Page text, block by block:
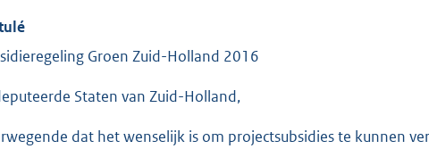
Groen Zuid-Holland 2016
Staten van Zuid-Holland,
dat het wenselijk is om projectsubsidies te kunnen